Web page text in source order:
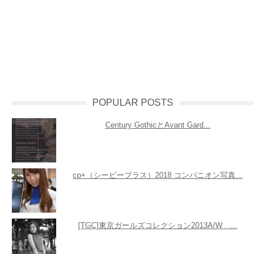
POPULAR POSTS
Century GothicとAvant Gard...
cp+（シーピープラス）2018 コンパニオン写真...
[TGC]東京ガールズコレクション2013A/W ...